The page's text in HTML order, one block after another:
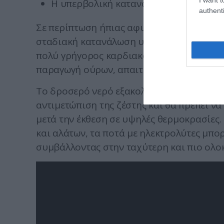
Η υπερβολική κατανάλωση καφέ, όταν
Σε περίπτωση ήπιας αφυδάτωσης,
σταδιακή κατανάλωση υγρών. Εάν όμως
πολύ γρήγορος καρδιακός ρυθμός,
παραγωγή ούρων, απαιτείται άμεση
Το δροσερό νερό εξακολουθεί να
αντιμετώπιση της ζέστης και θα πρέπει
μετά την έκθεση σε υψηλές
και αλάτων, τα ποτά με ηλεκτρολύτες
συμβάλλοντας στην ταχύτερη και πιο